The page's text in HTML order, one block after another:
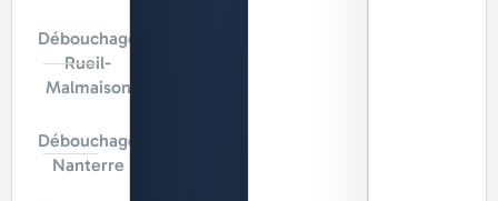
Débouchage
Rueil-
Malmaison
Débouchage
Nanterre